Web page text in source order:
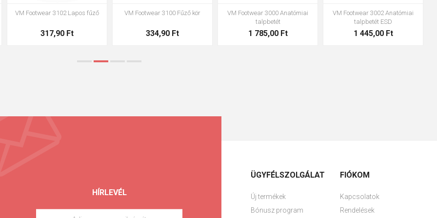
VM Footwear 3002 Anatómiai
1 445,00 Ft
VM Footwear 3900 cipőtisztító
663,00 Ft
VM Footwear 3600 Impregnáló
vízzáró
4 063,00 Ft
Bennon ABSORBA XTR ESD betét
1 683,00 Ft
HÍRLEVÉL
ÜGYFÉLSZOLGÁLAT
Új termékek
Bónusz program
FIÓKOM
Kapcsolatok
Rendelések